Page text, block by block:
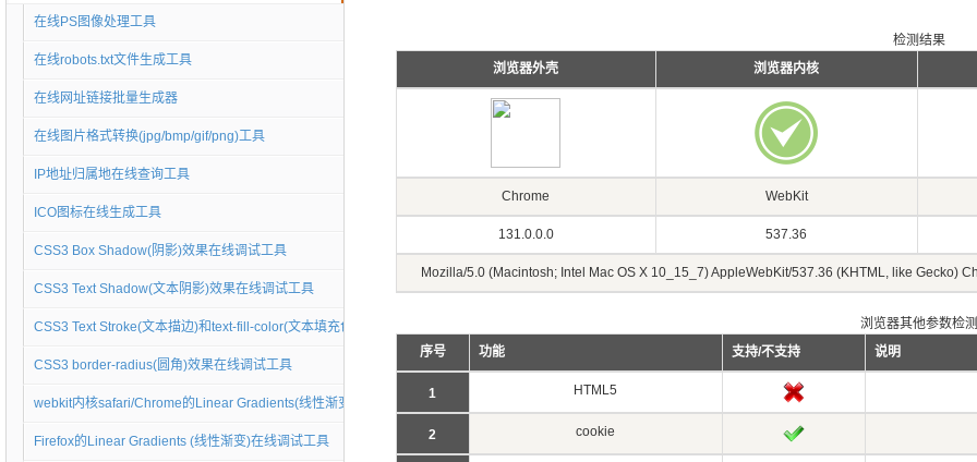
在线PS图像处理工具
在线robots.txt文件生成工具
在线网址链接批量生成器
在线图片格式转换(jpg/bmp/gif/png)工具
IP地址归属地在线查询工具
ICO图标在线生成工具
CSS3 Box Shadow(阴影)效果在线调试工具
CSS3 Text Shadow(文本阴影)效果在线调试工具
CSS3 Text Stroke(文本描边)和text-fill-color(文本填充色)调试工具
CSS3 border-radius(圆角)效果在线调试工具
webkit内核safari/Chrome的Linear Gradients(线性渐变)在线调试工具
Firefox的Linear Gradients (线性渐变)在线调试工具
检测结果
浏览器外壳
浏览器内核
Chrome WebKit
131.0.0.0 537.36
Mozilla/5.0 (Macintosh; Intel Mac OS X 10_15_7) AppleWebKit/537.36 (KHTML, like Gecko)
浏览器其他参数检测
序号
功能 支持/不支持 说明
1 HTML5
2 cookie